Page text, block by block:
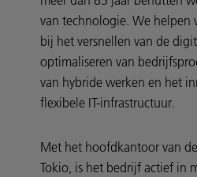
van technologie. We helpen
bij het versnellen van de
optimaliseren van
van hybride werken en het
flexibele IT-infrastructuur.
Met het hoofdkantoor van
Tokio, is het bedrijf actief in